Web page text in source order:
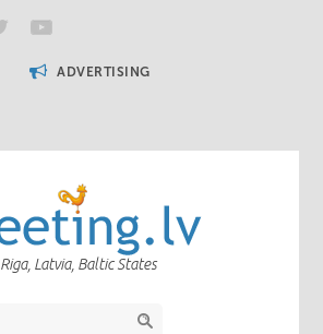
ADVERTISING
Riga, Latvia, Baltic States